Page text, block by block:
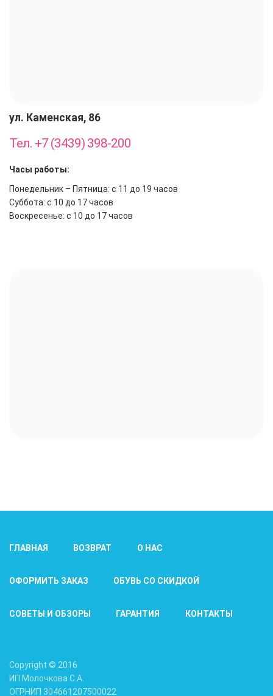
ул. Каменская, 86
Тел. +7 (3439) 398-200
Часы работы:
Понедельник – Пятница: с 11 до 19 часов
Суббота: с 10 до 17 часов
Воскресенье: с 10 до 17 часов
ГЛАВНАЯ ВОЗВРАТ О НАС
ОФОРМИТЬ ЗАКАЗ ОБУВЬ СО СКИДКОЙ
СОВЕТЫ И ОБЗОРЫ ГАРАНТИЯ КОНТАКТЫ
Copyright © 2016
ИП Молочкова С.А.
ОГРНИП 304661207500022